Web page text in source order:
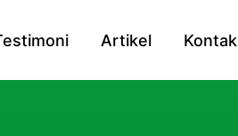
Artikel Kontak